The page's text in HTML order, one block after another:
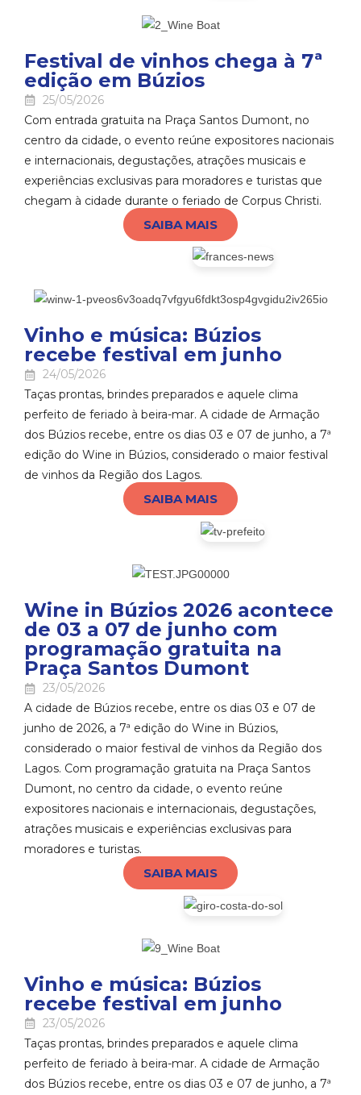
Festival de vinhos chega à 7ª
edição em Búzios
25/05/2026
Com entrada gratuita na Praça Santos Dumont, no
centro da cidade, o evento reúne expositores nacionais
e internacionais, degustações, atrações musicais e
experiências exclusivas para moradores e turistas que
chegam à cidade durante o feriado de Corpus Christi.
SAIBA MAIS
Vinho e música: Búzios
recebe festival em junho
24/05/2026
Taças prontas, brindes preparados e aquele clima
perfeito de feriado à beira-mar. A cidade de Armação
dos Búzios recebe, entre os dias 03 e 07 de junho, a 7ª
edição do Wine in Búzios, considerado o maior festival
de vinhos da Região dos Lagos.
SAIBA MAIS
Wine in Búzios 2026 acontece
de 03 a 07 de junho com
programação gratuita na
Praça Santos Dumont
23/05/2026
A cidade de Búzios recebe, entre os dias 03 e 07 de
junho de 2026, a 7ª edição do Wine in Búzios,
considerado o maior festival de vinhos da Região dos
Lagos. Com programação gratuita na Praça Santos
Dumont, no centro da cidade, o evento reúne
expositores nacionais e internacionais, degustações,
atrações musicais e experiências exclusivas para
moradores e turistas.
SAIBA MAIS
Vinho e música: Búzios
recebe festival em junho
23/05/2026
Taças prontas, brindes preparados e aquele clima
perfeito de feriado à beira-mar. A cidade de Armação
dos Búzios recebe, entre os dias 03 e 07 de junho, a 7ª